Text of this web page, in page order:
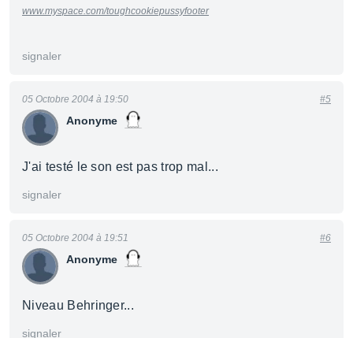
www.myspace.com/toughcookiepussyfooter
signaler
Anonyme
05 Octobre 2004 à 19:50 #5
J'ai testé le son est pas trop mal...
signaler
Anonyme
05 Octobre 2004 à 19:51 #6
Niveau Behringer...
signaler